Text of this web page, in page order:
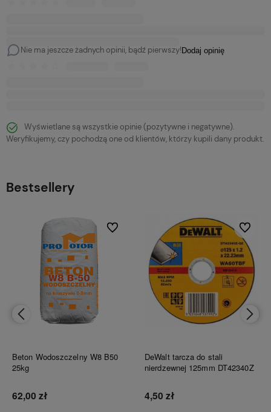
Nie ma jeszcze żadnych opinii, bądź pierwszy!Dodaj opinię
Wyświetlane są wszystkie opinie (pozytywne i negatywne).
Weryfikujemy, czy pochodzą one od klientów, którzy kupili dany produkt.
Bestsellery
Beton Wodoszczelny W8 B50
25kg
62,00 zł
Do ulubionych
DeWalt tarcza do stali
nierdzewnej 125mm DT42340Z
4,50 zł
Do